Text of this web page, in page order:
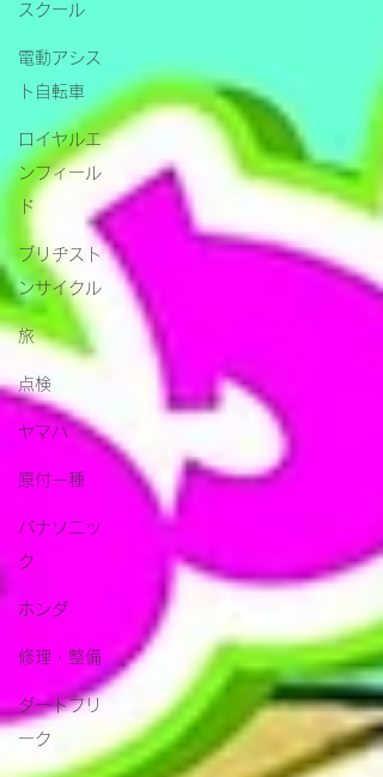
スクール
電動アシス
ト自転車
ロイヤルエ
ンフィール
ド
ブリヂスト
ンサイクル
旅
点検
ヤマハ
原付一種
パナソニッ
ク
ホンダ
修理・整備
ダートフリ
ーク